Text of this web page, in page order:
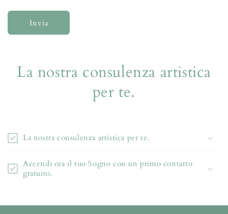
Invia
La nostra consulenza artistica
per te.
La nostra consulenza artistica per te.
Accendi ora il tuo Sogno con un primo contatto
gratuito.